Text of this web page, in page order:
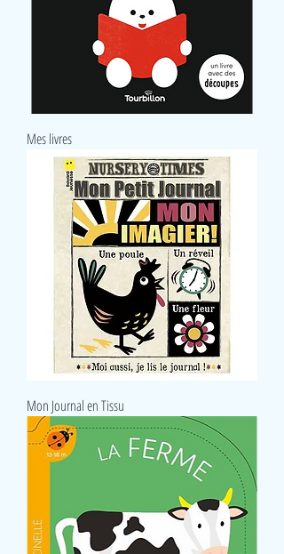
Mes livres
Mon Journal en Tissu